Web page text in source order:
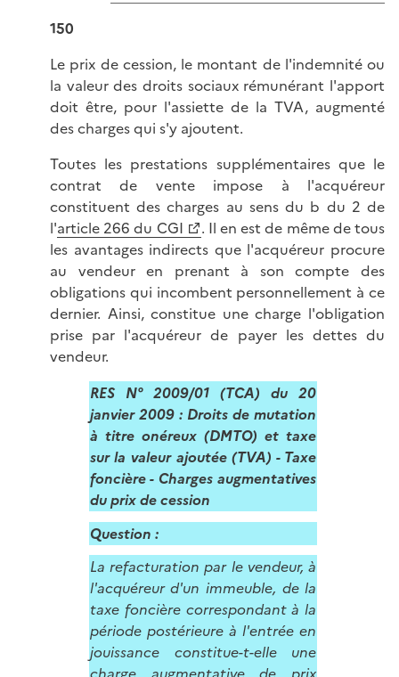
150
Le prix de cession, le montant de l'indemnité ou
la valeur des droits sociaux rémunérant l'apport
doit être, pour l'assiette de la TVA, augmenté
des charges qui s'y ajoutent.
Toutes les prestations supplémentaires que le
contrat de vente impose à l'acquéreur
constituent des charges au sens du b du 2 de
l'article 266 du CGI
. Il en est de même de tous
les avantages indirects que l'acquéreur procure
au vendeur en prenant à son compte des
obligations qui incombent personnellement à ce
dernier. Ainsi, constitue une charge l'obligation
prise par l'acquéreur de payer les dettes du
vendeur.
RES N° 2009/01 (TCA) du 20
janvier 2009 : Droits de mutation
à titre onéreux (DMTO) et taxe
sur la valeur ajoutée (TVA) - Taxe
foncière - Charges augmentatives
du prix de cession
Question :
La refacturation par le vendeur, à
l'acquéreur d'un immeuble, de la
taxe foncière correspondant à la
période postérieure à l'entrée en
jouissance constitue-t-elle une